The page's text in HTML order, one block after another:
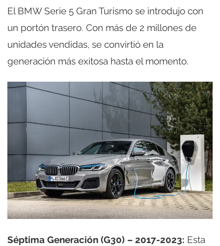
El BMW Serie 5 Gran Turismo se introdujo con
un portón trasero. Con más de 2 millones de
unidades vendidas, se convirtió en la
generación más exitosa hasta el momento.
Séptima Generación (G30) – 2017-2023: Esta